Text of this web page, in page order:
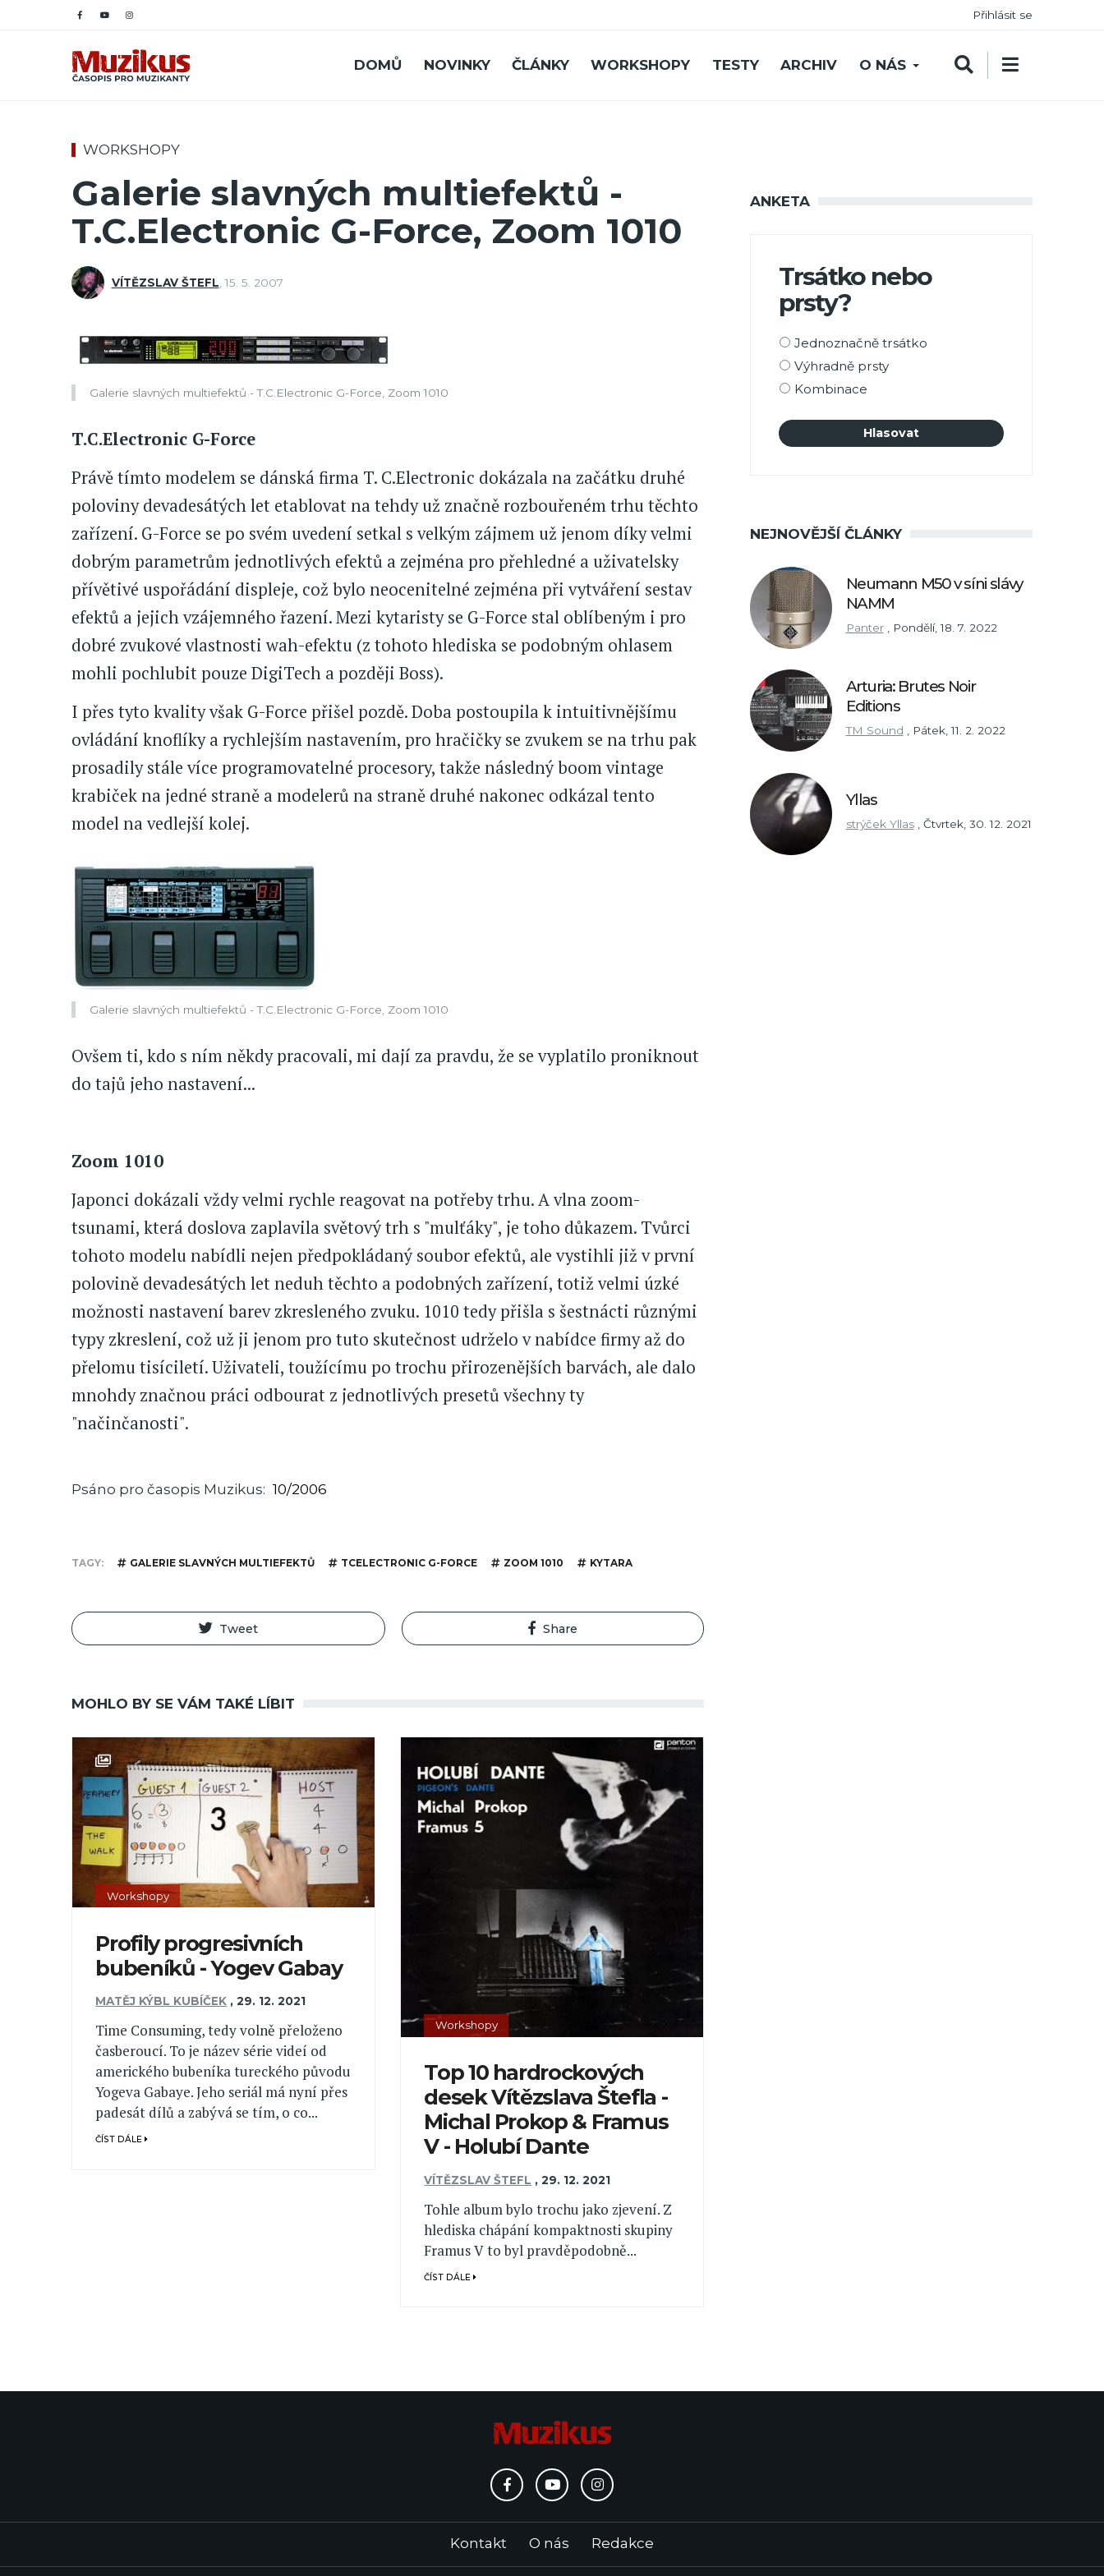
Přihlásit se
DOMŮ NOVINKY ČLÁNKY WORKSHOPY TESTY ARCHIV O NÁS
WORKSHOPY
Galerie slavných multiefektů -
T.C.Electronic G-Force, Zoom 1010
VÍTĚZSLAV ŠTEFL 15. 5. 2007
Galerie slavných multiefektů - T.C.Electronic G-Force, Zoom 1010
T.C.Electronic G-Force
Právě tímto modelem se dánská firma T. C.Electronic dokázala na začátku druhé
poloviny devadesátých let etablovat na tehdy už značně rozbouřeném trhu těchto
zařízení. G-Force se po svém uvedení setkal s velkým zájmem už jenom díky velmi
dobrým parametrům jednotlivých efektů a zejména pro přehledné a uživatelsky
přívětivé uspořádání displeje, což bylo neocenitelné zejména při vytváření sestav
efektů a jejich vzájemného řazení. Mezi kytaristy se G-Force stal oblíbeným i pro
dobré zvukové vlastnosti wah-efektu (z tohoto hlediska se podobným ohlasem
mohli pochlubit pouze DigiTech a později Boss).
I přes tyto kvality však G-Force přišel pozdě. Doba postoupila k intuitivnějšímu
ovládání knoflíky a rychlejším nastavením, pro hračičky se zvukem se na trhu pak
prosadily stále více programovatelné procesory, takže následný boom vintage
krabiček na jedné straně a modelerů na straně druhé nakonec odkázal tento
model na vedlejší kolej.
Galerie slavných multiefektů - T.C.Electronic G-Force, Zoom 1010
Ovšem ti, kdo s ním někdy pracovali, mi dají za pravdu, že se vyplatilo proniknout
do tajů jeho nastavení...
Zoom 1010
Japonci dokázali vždy velmi rychle reagovat na potřeby trhu. A vlna zoom-
tsunami, která doslova zaplavila světový trh s "mulťáky", je toho důkazem. Tvůrci
tohoto modelu nabídli nejen předpokládaný soubor efektů, ale vystihli již v první
polovině devadesátých let neduh těchto a podobných zařízení, totiž velmi úzké
možnosti nastavení barev zkresleného zvuku. 1010 tedy přišla s šestnácti různými
typy zkreslení, což už ji jenom pro tuto skutečnost udrželo v nabídce firmy až do
přelomu tisíciletí. Uživateli, toužícímu po trochu přirozenějších barvách, ale dalo
mnohdy značnou práci odbourat z jednotlivých presetů všechny ty
"načinčanosti".
Psáno pro časopis Muzikus 10/2006
TAGY GALERIE SLAVNÝCH MULTIEFEKTŮ TCELECTRONIC G-FORCE ZOOM 1010 KYTARA
Tweet Share
MOHLO BY SE VÁM TAKÉ LÍBIT
Workshopy
Profily progresivních
bubeníků - Yogev Gabay
MATĚJ KÝBL KUBÍČEK ,29. 12. 2021
Time Consuming, tedy volně přeloženo
časberoucí. To je název série videí od
amerického bubeníka tureckého původu
Yogeva Gabaye. Jeho seriál má nyní přes
padesát dílů a zabývá se tím, o co...
ČÍST DÁLE
Workshopy
Top 10 hardrockových
desek Vítězslava Štefla -
Michal Prokop & Framus
V - Holubí Dante
VÍTĚZSLAV ŠTEFL ,29. 12. 2021
Tohle album bylo trochu jako zjevení. Z
hlediska chápání kompaktnosti skupiny
Framus V to byl pravděpodobně...
ČÍST DÁLE
ANKETA
Trsátko nebo
prsty?
Možnosti
výběru
Jednoznačně trsátko
Výhradně prsty
Kombinace
NEJNOVĚJŠÍ ČLÁNKY
Neumann M50 v síni slávy
NAMM
Panter Pondělí, 18. 7. 2022
Arturia: Brutes Noir
Editions
TM Sound , Pátek, 11. 2. 2022
Yllas
strýček Yllas Čtvrtek, 30. 12. 2021
Kontakt O nás Redakce